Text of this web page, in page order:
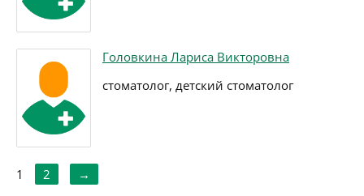
Головкина Лариса Викторовна
стоматолог, детский стоматолог
1 2 →